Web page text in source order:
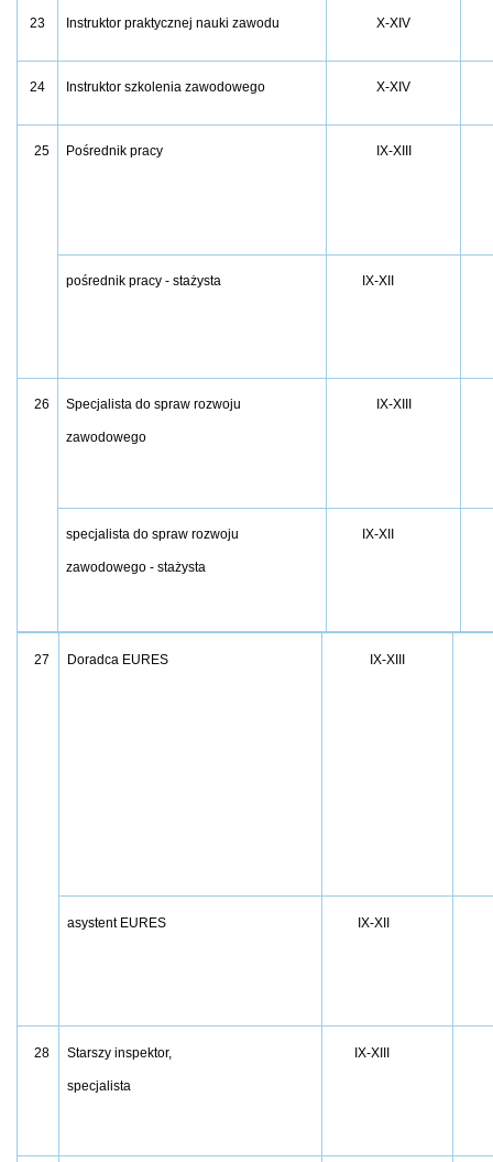
23 Instruktor praktycznej nauki zawodu X-XIV
24 Instruktor szkolenia zawodowego X-XIV
25 Pośrednik pracy IX-XIII
pośrednik pracy - stażysta IX-XII
26 Specjalista do spraw rozwoju
zawodowego
IX-XIII
specjalista do spraw rozwoju
zawodowego - stażysta
IX-XII
27 Doradca EURES IX-XIII
asystent EURES IX-XII
28 Starszy inspektor,
specjalista
IX-XIII